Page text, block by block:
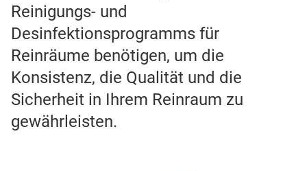
Reinigungs- und
Desinfektionsprogramms für
Reinräume benötigen, um die
Konsistenz, die Qualität und die
Sicherheit in Ihrem Reinraum zu
gewährleisten.